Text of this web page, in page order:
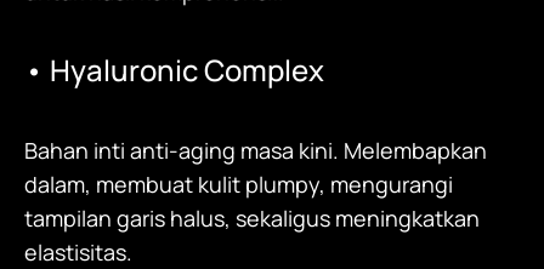
• Hyaluronic Complex
Bahan inti anti-aging masa kini. Melembapkan
dalam, membuat kulit plumpy, mengurangi
tampilan garis halus, sekaligus meningkatkan
elastisitas.